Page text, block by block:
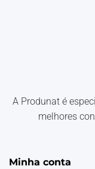
A Produnat é
melhores
Minha conta